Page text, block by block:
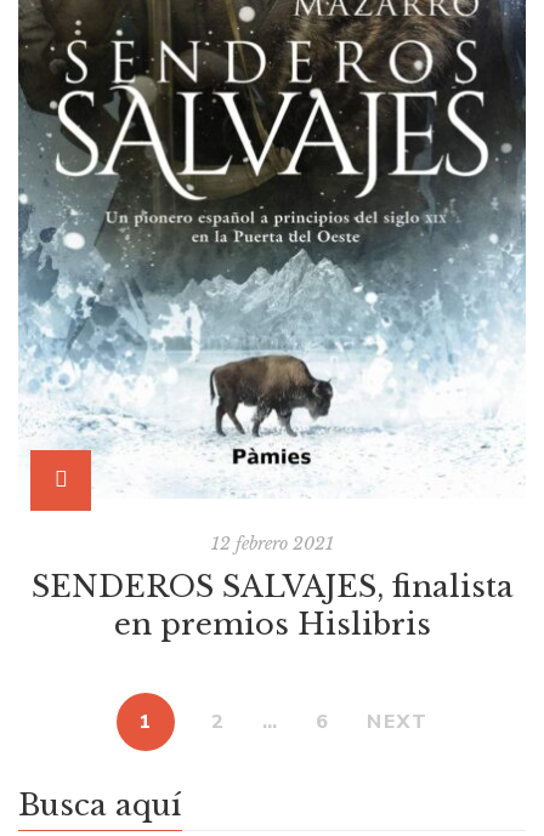
12 febrero 2021
SENDEROS SALVAJES, finalista
en premios Hislibris
1 2 … 6 NEXT
Busca aquí